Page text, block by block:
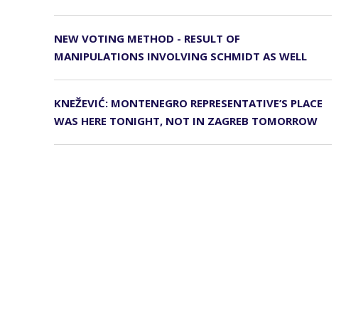
NEW VOTING METHOD - RESULT OF
MANIPULATIONS INVOLVING SCHMIDT AS WELL
KNEŽEVIĆ: MONTENEGRO REPRESENTATIVE’S PLACE
WAS HERE TONIGHT, NOT IN ZAGREB TOMORROW